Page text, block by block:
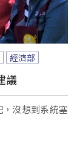
經濟部
議
沒想到系統塞